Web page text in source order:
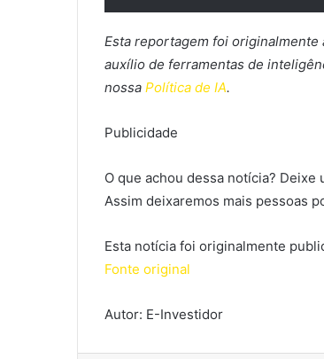
Esta reportagem foi originalmente
auxílio de ferramentas de
nossa Política de IA.
Publicidade
O que achou dessa notícia?
Assim deixaremos mais pessoas
Esta notícia foi originalmente
Fonte original
Autor: E-Investidor